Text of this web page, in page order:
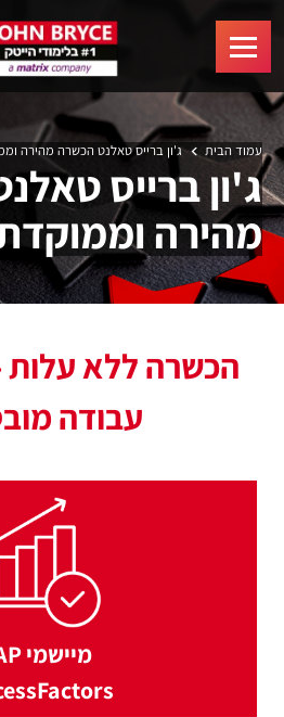
עמוד הבית ג'ון ברייס טאלנטהכשרה מהירה
ג'ון ברייס
מהירה
הכשרה ללא עלות
עבודה
מיישמי SAP